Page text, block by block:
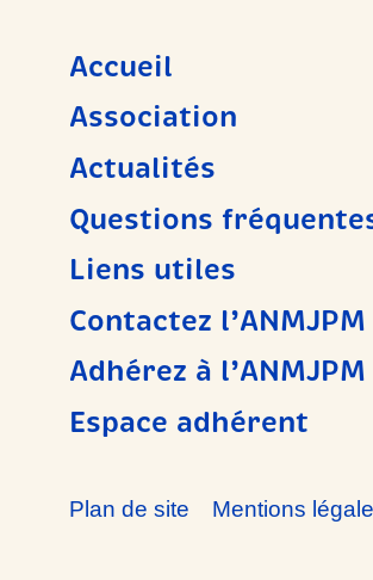
Accueil
Association
Actualités
Questions
Liens utiles
Contactez l’ANMJPM
Adhérez à l’ANMJPM
Espace adhérent
Plan de site Mentions